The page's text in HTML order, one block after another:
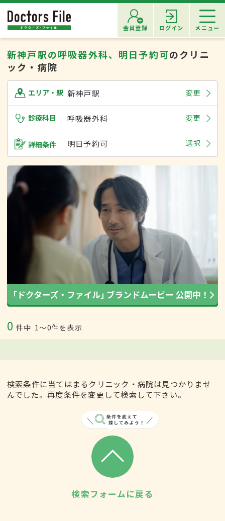
会員登録 ログイン メニュー
新神戸駅の呼吸器外科、明日予約可のクリニ
ック・病院
エリア・駅 新神戸駅 変更
診療科目 呼吸器外科 変更
詳細条件 明日予約可 選択
0 件中 1〜0件を表示
検索条件に当てはまるクリニック・病院は見つかりませ
んでした。再度条件を変更して検索して下さい。
検索フォームに戻る